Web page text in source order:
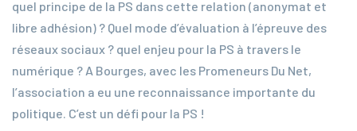
quel principe de la PS dans cette relation (anonymat et
libre adhésion) ? Quel mode d’évaluation à l’épreuve des
réseaux sociaux ? quel enjeu pour la PS à travers le
numérique ? A Bourges, avec les Promeneurs Du Net,
l’association a eu une reconnaissance importante du
politique. C’est un défi pour la PS !